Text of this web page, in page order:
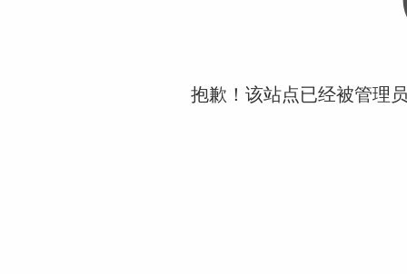
抱歉！该站点已经被管理